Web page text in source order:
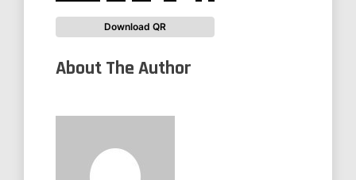
Download QR
About The Author